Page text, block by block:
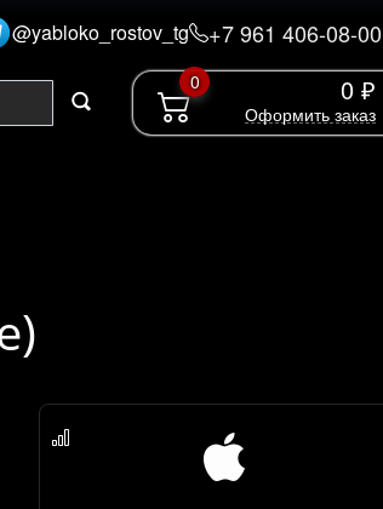
@yabloko_rostov_tg +7 961 406-08-00
0 0 ₽
Оформить заказ